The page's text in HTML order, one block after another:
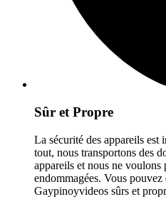
Sûr et Propre
La sécurité des appareils est
tout, nous transportons des
appareils et nous ne voulons
endommagées. Vous
Gaypinoyvideos sûrs et